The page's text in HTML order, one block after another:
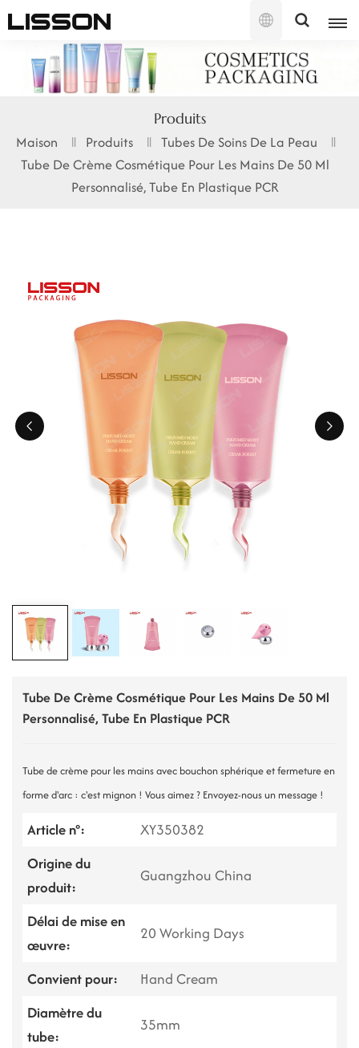
Français
English
français
русский
한국의
ไทย
中文
Produits
Maison Produits
Tubes De Soins De La Peau
Tube De Crème Cosmétique Pour Les Mains De 50 Ml
Personnalisé, Tube En Plastique PCR
Tube De Crème Cosmétique Pour Les Mains De 50 Ml
Personnalisé, Tube En Plastique PCR
Tube de crème pour les mains avec bouchon sphérique et fermeture en
forme d'arc : c'est mignon ! Vous aimez ? Envoyez-nous un message !
Article n°:
XY350382
Origine du
produit:
Guangzhou China
Délai de mise en
œuvre:
20 Working Days
Convient pour:
Hand Cream
Diamètre du
tube:
35mm